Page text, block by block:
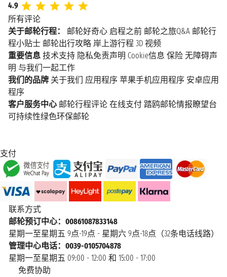
4.9
所有评论
关于邮轮行程：
邮轮好奇心 启程之前 邮轮之旅Q&A 邮轮行
程小贴士 邮轮出行攻略 岸上游行程 3D 视频
重要信息 技术支持 隐私免责声明 Cookie信息 保险 无障碍声
明 与我们一起工作
我们的品牌 关于我们 应用程序 苹果手机应用程序 安卓应用
程序
客户服务中心 邮轮行程评论 在线支付 踏鸥邮轮情报瞭望台
可持续性绿色环保邮轮
支付
联系方式
邮轮预订中心：00861087833148
星期一至星期五 9点-19点 - 星期六 9点-18点（32条电话线路）
管理中心电话：0039-0105704878
星期一至星期五 09:00 - 12:00 和 15:00 - 17:00
免费协助